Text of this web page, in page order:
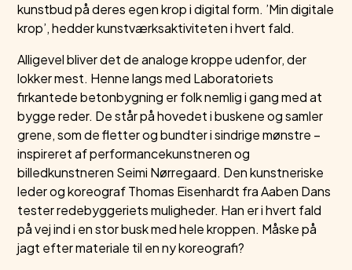
kunstbud på deres egen krop i digital form. ’Min digitale
krop’, hedder kunstværksaktiviteten i hvert fald.
Alligevel bliver det de analoge kroppe udenfor, der
lokker mest. Henne langs med Laboratoriets
firkantede betonbygning er folk nemlig i gang med at
bygge reder. De står på hovedet i buskene og samler
grene, som de fletter og bundter i sindrige mønstre –
inspireret af performancekunstneren og
billedkunstneren Seimi Nørregaard. Den kunstneriske
leder og koreograf Thomas Eisenhardt fra Aaben Dans
tester redebyggeriets muligheder. Han er i hvert fald
på vej ind i en stor busk med hele kroppen. Måske på
jagt efter materiale til en ny koreografi?